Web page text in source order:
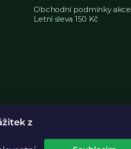
z
Obchodní podmínky akce
Letní sleva 150 Kč